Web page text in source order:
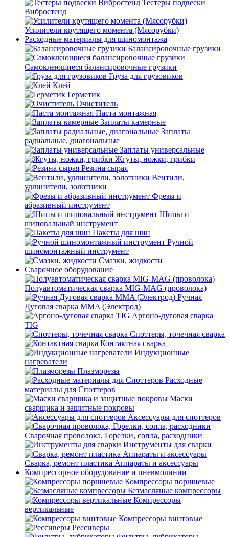
Тестеры подвески
Вибростенд
Усилители крутящего момента (Мясорубки)
Расходные материалы для шиномонтажа
Балансировочные грузики
Самоклеющиеся балансировочные грузики
Груза для грузовиков
Клей
Герметик
Очиститель
Паста монтажная
Заплаты камерные
Заплаты
радиальные, диагональные
Заплаты универсальные
Жгуты, ножки, грибки
Резина сырая
Вентили,
удлинители, золотники
Фрезы и
абразивный инструмент
Шипы и
шиповальный инструмент
Пакеты для шин
Ручной
шиномонтажный инструмент
Смазки, жидкости
Сварочное оборудование
Полуавтоматическая сварка MIG-MAG (проволока)
Ручная
Дуговая сварка MMA (Электрод)
Аргоно-дуговая сварка
TIG
Споттеры, точечная сварка
Контактная сварка
Индукционные
нагреватели
Плазморезы
Расходные
материалы для Споттеров
Маски
сварщика и защитные покровы
Аксессуары для споттеров
Сварочная проволока, Горелки, сопла, расходники
Инструменты для сварки
Сварка, ремонт пластика Аппараты и аксессуары
Компрессорное оборудование и пневмолинии
Компрессоры поршневые
Безмасляные компрессоры
Компрессоры
вертикальные
Компрессоры винтовые
Рессиверы